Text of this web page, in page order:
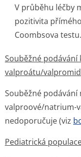
V průběhu léčby
pozitivita
Coombsova testu.
Souběžné
valproátu/
Souběžné
valproové/natrium-
nedoporučuje (viz
Pediatrická